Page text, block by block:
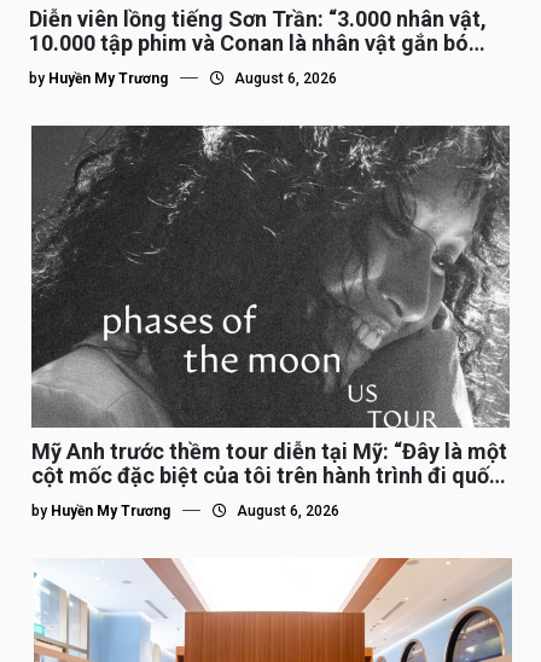
Diễn viên lồng tiếng Sơn Trần: “3.000 nhân vật,
10.000 tập phim và Conan là nhân vật gắn bó
lâu nhất”
by Huyền My Trương August 6, 2026
Mỹ Anh trước thềm tour diễn tại Mỹ: “Đây là một
cột mốc đặc biệt của tôi trên hành trình đi quốc
tế”
by Huyền My Trương August 6, 2026